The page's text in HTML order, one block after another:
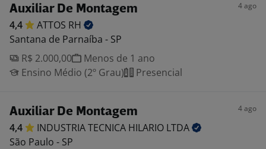
Auxiliar De Montagem 4 ago
4,4 ATTOS RH
Santana de Parnaíba - SP
R$ 2.000,00
Menos de 1 ano
Ensino Médio (2º Grau)
Presencial
Auxiliar De Montagem 4 ago
4,4 INDUSTRIA TECNICA HILARIO LTDA
São Paulo - SP